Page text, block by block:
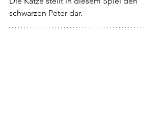
schwarzen Peter dar.